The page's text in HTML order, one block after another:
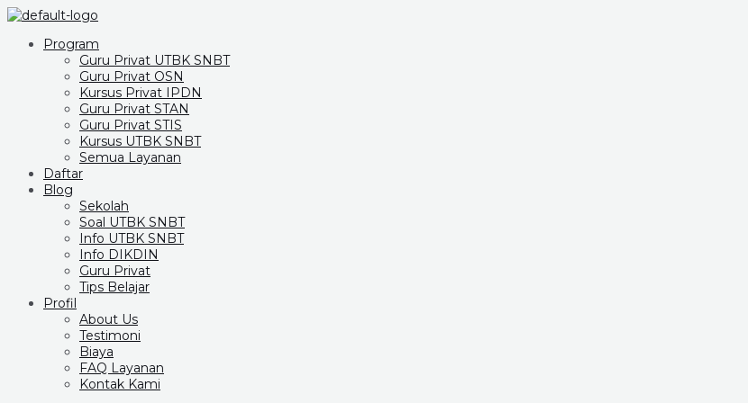
Program
Guru Privat UTBK SNBT
Guru Privat OSN
Kursus Privat IPDN
Guru Privat STAN
Guru Privat STIS
Kursus UTBK SNBT
Semua Layanan
Daftar
Blog
Sekolah
Soal UTBK SNBT
Info UTBK SNBT
Info DIKDIN
Guru Privat
Tips Belajar
Profil
About Us
Testimoni
Biaya
FAQ Layanan
Kontak Kami